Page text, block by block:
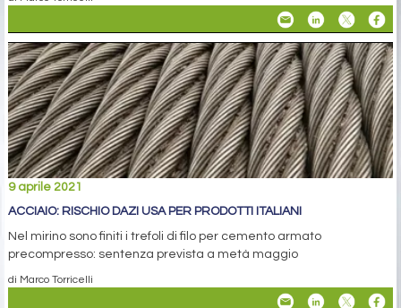
9 aprile 2021
ACCIAIO: RISCHIO DAZI USA PER PRODOTTI ITALIANI
Nel mirino sono finiti i trefoli di filo per cemento armato
precompresso: sentenza prevista a metà maggio
di Marco Torricelli